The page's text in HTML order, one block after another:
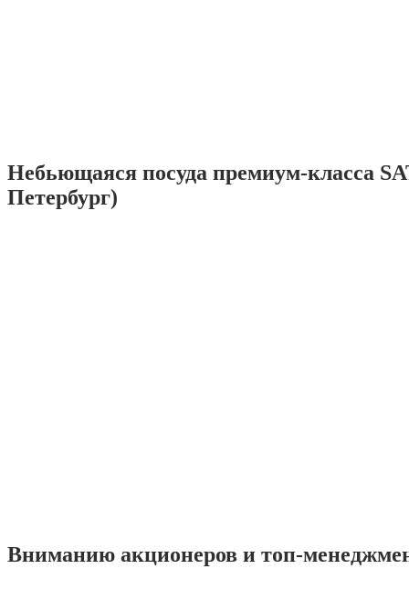
Небьющаяся посуда премиум-класса
Петербург)
Вниманию акционеров и топ-